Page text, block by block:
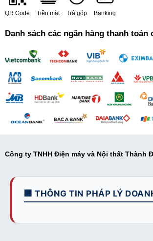
QR Code Tiền mặt Trả góp Banking
Danh sách các ngân hàng thanh toán
Công ty TNHH Điện máy và Nội thất Thành
🏢 THÔNG TIN PHÁP LÝ